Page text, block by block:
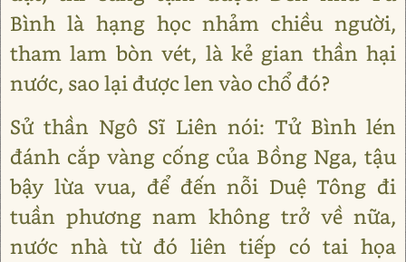
Bình là hạng học nhảm chiều người,
tham lam bòn vét, là kẻ gian thần hại
nước, sao lại được len vào chổ đó?
Sử thần Ngô Sĩ Liên nói: Tử Bình lén
đánh cắp vàng cống của Bồng Nga, tậu
bậy lừa vua, để đến nỗi Duệ Tông đi
tuần phương nam không trở về nữa,
nước nhà từ đó liên tiếp có tai họa